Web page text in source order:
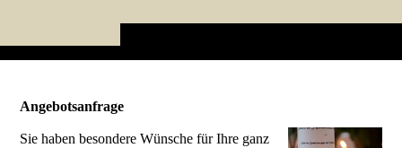
Angebotsanfrage
Sie haben besondere Wünsche für Ihre ganz